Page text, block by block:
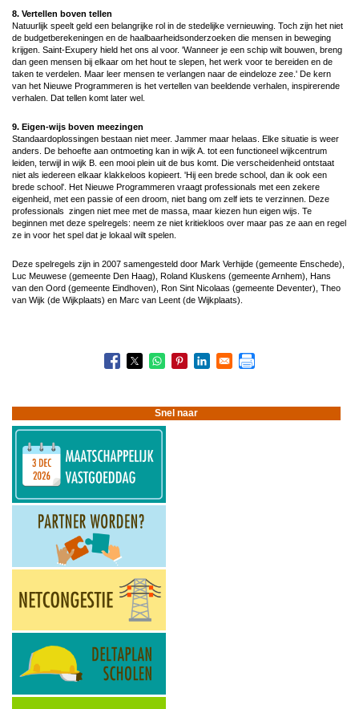
8. Vertellen boven tellen
Natuurlijk speelt geld een belangrijke rol in de stedelijke vernieuwing. Toch zijn het niet
de budgetberekeningen en de haalbaarheidsonderzoeken die mensen in beweging
krijgen. Saint-Exupery hield het ons al voor. 'Wanneer je een schip wilt bouwen, breng
dan geen mensen bij elkaar om het hout te slepen, het werk voor te bereiden en de
taken te verdelen. Maar leer mensen te verlangen naar de eindeloze zee.' De kern
van het Nieuwe Programmeren is het vertellen van beeldende verhalen, inspirerende
verhalen. Dat tellen komt later wel.
9. Eigen-wijs boven meezingen
Standaardoplossingen bestaan niet meer. Jammer maar helaas. Elke situatie is weer
anders. De behoefte aan ontmoeting kan in wijk A. tot een functioneel wijkcentrum
leiden, terwijl in wijk B. een mooi plein uit de bus komt. Die verscheidenheid ontstaat
niet als iedereen elkaar klakkeloos kopieert. 'Hij een brede school, dan ik ook een
brede school'. Het Nieuwe Programmeren vraagt professionals met een zekere
eigenheid, met een passie of een droom, niet bang om zelf iets te verzinnen. Deze
professionals zingen niet mee met de massa, maar kiezen hun eigen wijs. Te
beginnen met deze spelregels: neem ze niet kritiekloos over maar pas ze aan en regel
ze in voor het spel dat je lokaal wilt spelen.
Deze spelregels zijn in 2007 samengesteld door Mark Verhijde (gemeente Enschede),
Luc Meuwese (gemeente Den Haag), Roland Kluskens (gemeente Arnhem), Hans
van den Oord (gemeente Eindhoven), Ron Sint Nicolaas (gemeente Deventer), Theo
van Wijk (de Wijkplaats) en Marc van Leent (de Wijkplaats).
voor
het
nieuwe
programmeren
Snel naar